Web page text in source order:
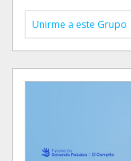
Unirme a este Grupo